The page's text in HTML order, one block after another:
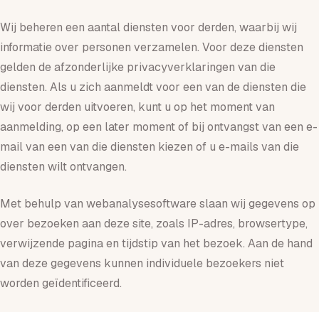
Wij beheren een aantal diensten voor derden, waarbij wij
informatie over personen verzamelen. Voor deze diensten
gelden de afzonderlijke privacyverklaringen van die
diensten. Als u zich aanmeldt voor een van de diensten die
wij voor derden uitvoeren, kunt u op het moment van
aanmelding, op een later moment of bij ontvangst van een e-
mail van een van die diensten kiezen of u e-mails van die
diensten wilt ontvangen.
Met behulp van webanalysesoftware slaan wij gegevens op
over bezoeken aan deze site, zoals IP-adres, browsertype,
verwijzende pagina en tijdstip van het bezoek. Aan de hand
van deze gegevens kunnen individuele bezoekers niet
worden geïdentificeerd.